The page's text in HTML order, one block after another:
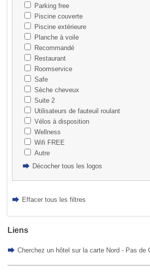
Parking free
Piscine couverte
Piscine extérieure
Planche à voile
Recommandé
Restaurant
Roomservice
Safe
Sèche cheveux
Suite 2
Utilisateurs de fauteuil roulant
Vélos à disposition
Wellness
Wifi FREE
Autre
Décocher tous les logos
Effacer tous les filtres
Liens
Cherchez un hôtel sur la carte Nord - Pas de